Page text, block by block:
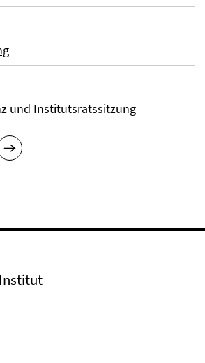
und Institutsratssitzung